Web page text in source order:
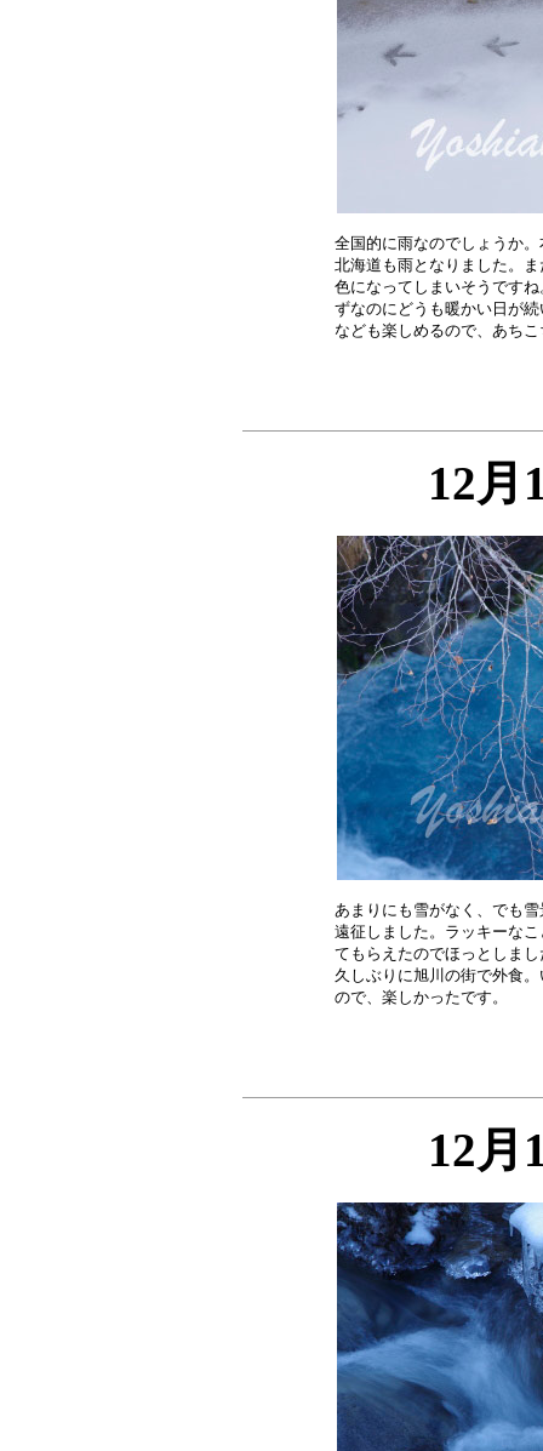
全国的に雨なのでしょうか
北海道も雨となりました。
色になってしまいそうです
ずなのにどうも暖かい日が
12月
あまりにも雪がなく、でも
遠征しました。ラッキーな
てもらえたのでほっとしま
久しぶりに旭川の街で外食
12月